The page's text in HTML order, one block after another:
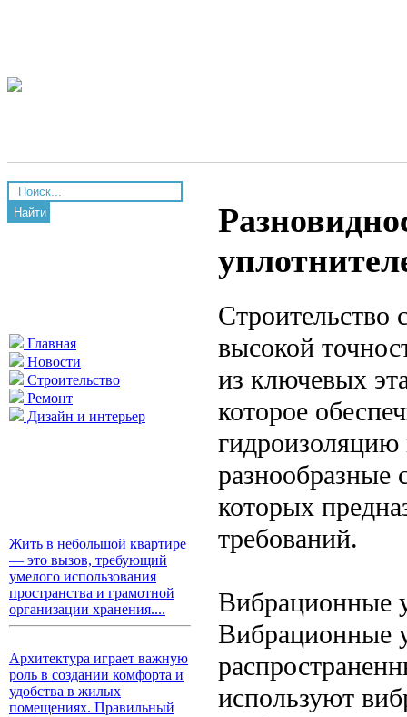
Найти
Главная
Новости
Строительство
Ремонт
Дизайн и интерьер
Жить в небольшой квартире
— это вызов, требующий
умелого использования
пространства и грамотной
организации хранения....
Архитектура играет важную
роль в создании комфорта и
удобства в жилых
помещениях. Правильный
Строительство
высокой
из ключевых
которое
гидроизоляцию
разнообразные
которых
требований.
Вибрационные
Вибрационные
используют